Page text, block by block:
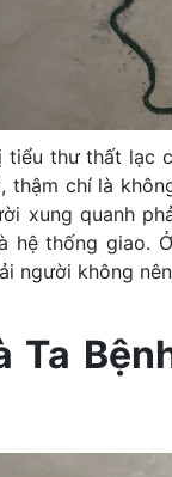
thư thất lạc
chí là
xung quanh
hệ thống giao.
người không
Ta